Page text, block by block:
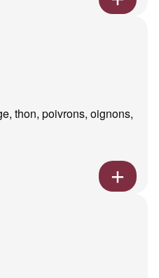
thon, poivrons, oignons,